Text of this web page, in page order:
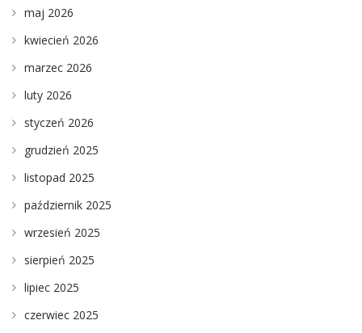
maj 2026
kwiecień 2026
marzec 2026
luty 2026
styczeń 2026
grudzień 2025
listopad 2025
październik 2025
wrzesień 2025
sierpień 2025
lipiec 2025
czerwiec 2025